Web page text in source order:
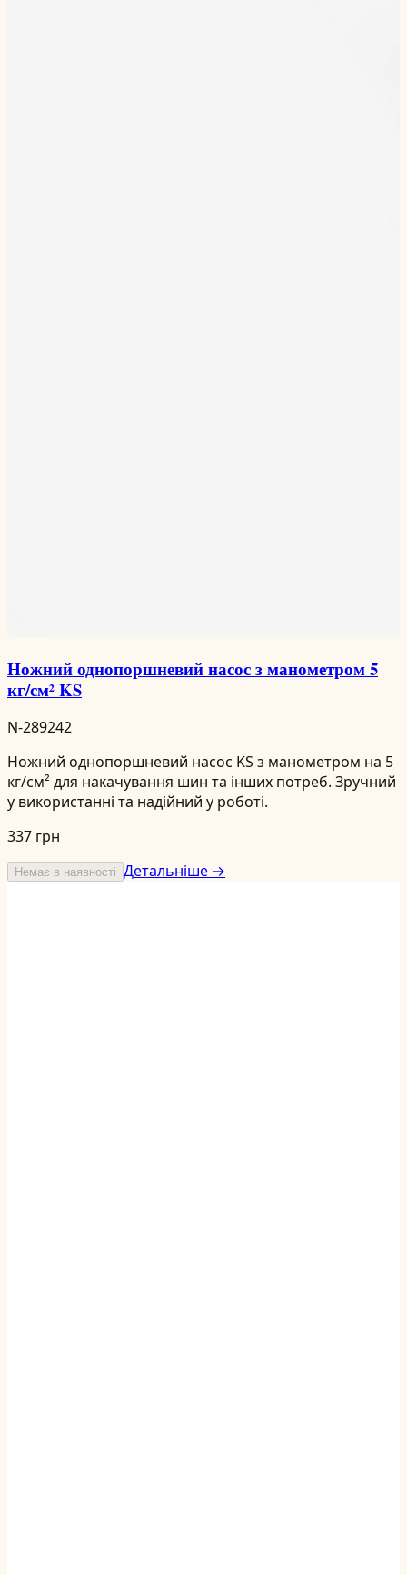
Ножний однопоршневий насос з манометром 5
кг/см² KS
N-289242
Ножний однопоршневий насос KS з манометром на 5
кг/см² для накачування шин та інших потреб. Зручний
у використанні та надійний у роботі.
337 грн
Немає в наявності Детальніше →